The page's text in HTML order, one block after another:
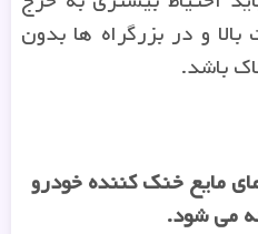
و در بزرگراه ها بدون
باشد.
مایع خنک کننده خودرو
می شود.